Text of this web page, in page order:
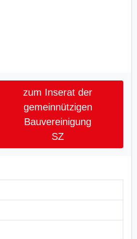
zum Inserat der
gemeinnützigen
Bauvereinigung
SZ